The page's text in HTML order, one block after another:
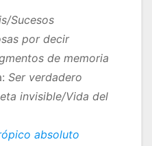
Sucesos
por decir
de memoria
Ser verdadero
invisible/Vida del
absoluto